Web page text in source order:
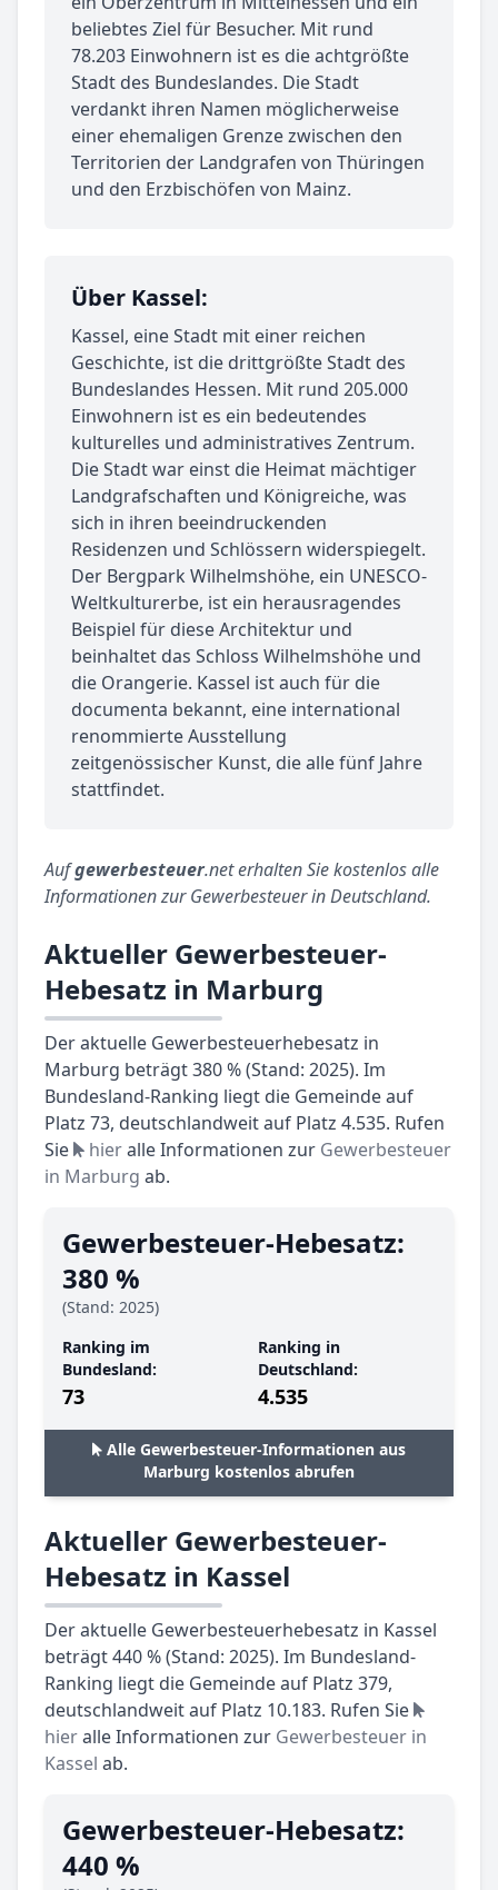
beliebtes Ziel für Besucher. Mit rund
78.203 Einwohnern ist es die achtgrößte
Stadt des Bundeslandes. Die Stadt
verdankt ihren Namen möglicherweise
einer ehemaligen Grenze zwischen den
Territorien der Landgrafen von Thüringen
und den Erzbischöfen von Mainz.
Über Kassel:
Kassel, eine Stadt mit einer reichen
Geschichte, ist die drittgrößte Stadt des
Bundeslandes Hessen. Mit rund 205.000
Einwohnern ist es ein bedeutendes
kulturelles und administratives Zentrum.
Die Stadt war einst die Heimat mächtiger
Landgrafschaften und Königreiche, was
sich in ihren beeindruckenden
Residenzen und Schlössern widerspiegelt.
Der Bergpark Wilhelmshöhe, ein UNESCO-
Weltkulturerbe, ist ein herausragendes
Beispiel für diese Architektur und
beinhaltet das Schloss Wilhelmshöhe und
die Orangerie. Kassel ist auch für die
documenta bekannt, eine international
renommierte Ausstellung
zeitgenössischer Kunst, die alle fünf Jahre
stattfindet.
Aufgewerbesteuer.net erhalten Sie kostenlos alle
Informationen zur Gewerbesteuer in Deutschland.
Aktueller Gewerbesteuer-
Hebesatz in Marburg
Der aktuelle Gewerbesteuerhebesatz in
Marburg beträgt 380 % (Stand: 2025). Im
Bundesland-Ranking liegt die Gemeinde auf
Platz 73, deutschlandweit auf Platz 4.535. Rufen
Sie
hieralle Informationen zur Gewerbesteuer
in Marburg ab.
Gewerbesteuer-Hebesatz:
380 %
(Stand: 2025)
Ranking im
Bundesland:
73
Ranking in
Deutschland:
4.535
Alle Gewerbesteuer-Informationen aus
Marburg kostenlos abrufen
Aktueller Gewerbesteuer-
Hebesatz in Kassel
Der aktuelle Gewerbesteuerhebesatz in Kassel
beträgt 440 % (Stand: 2025). Im Bundesland-
Ranking liegt die Gemeinde auf Platz 379,
deutschlandweit auf Platz 10.183. Rufen Sie
hieralle Informationen zur Gewerbesteuer in
Kassel ab.
Gewerbesteuer-Hebesatz:
440 %